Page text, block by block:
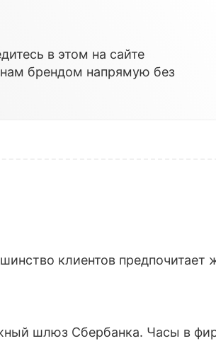
в этом на сайте
брендом напрямую без
клиентов
шлюз Сбербанка. Часы в